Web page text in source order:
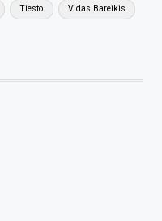
Tiesto Vidas Bareikis